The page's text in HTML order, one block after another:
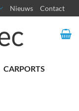
Nieuws Contact
CARPORTS